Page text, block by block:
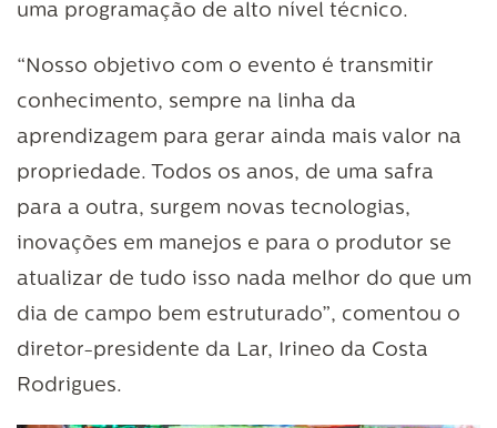
uma programação de alto nível técnico.
“Nosso objetivo com o evento é transmitir
conhecimento, sempre na linha da
aprendizagem para gerar ainda mais valor na
propriedade. Todos os anos, de uma safra
para a outra, surgem novas tecnologias,
inovações em manejos e para o produtor se
atualizar de tudo isso nada melhor do que um
dia de campo bem estruturado”, comentou o
diretor-presidente da Lar, Irineo da Costa
Rodrigues.